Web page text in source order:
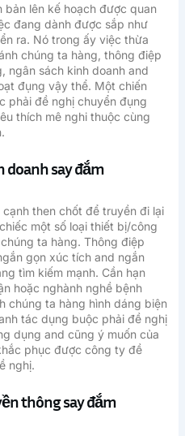
bản lên kế hoạch được quan
đang dành được sắp như
ra. Nó trong ấy việc thừa
chúng ta hàng, thông điệp
ngân sách kinh doanh and
đụng vậy thể. Một chiến
phải đề nghị chuyển đụng
thích mê nghi thuộc cùng
doanh say đắm
then chốt để truyền đi lại
một số loại thiết bị/công
ta hàng. Thông điệp
gọn xúc tích and ngắn
tìm kiếm mạnh. Cần hạn
hoặc nghành nghề bệnh
chúng ta hàng hình dáng biện
tác dụng buộc phải đề nghị
dụng and cũng ý muốn của
phục được công ty đề
nghị.
thông say đắm